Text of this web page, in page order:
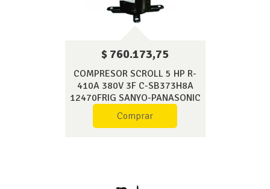
$ 760.173,75
COMPRESOR SCROLL 5 HP R-
410A 380V 3F C-SB373H8A
12470FRIG SANYO-PANASONIC
Comprar